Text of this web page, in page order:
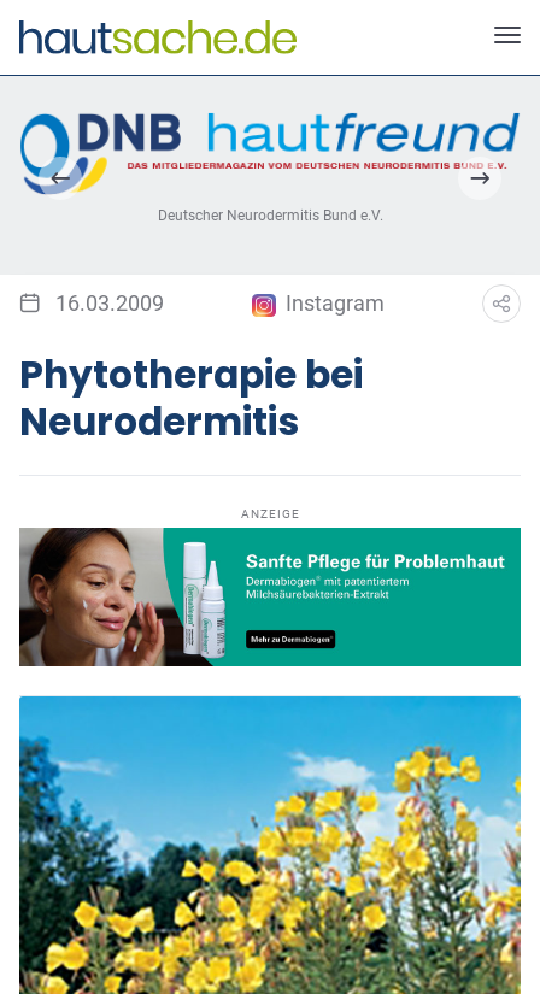
Deutscher Neurodermitis Bund e.V.
16.03.2009 Instagram
Phytotherapie bei
Neurodermitis
ANZEIGE